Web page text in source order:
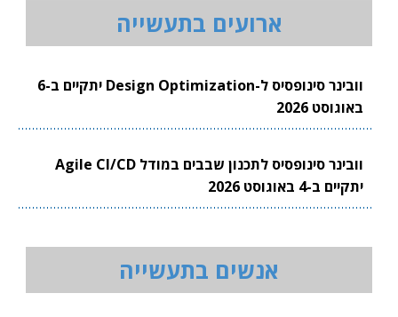
ארועים בתעשייה
וובינר סינופסיס ל-Design Optimization יתקיים ב-6
באוגוסט 2026
וובינר סינופסיס לתכנון שבבים במודל Agile CI/CD
יתקיים ב-4 באוגוסט 2026
אנשים בתעשייה